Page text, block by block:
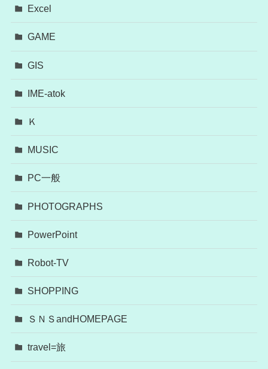
Excel
GAME
GIS
IME-atok
Ｋ
MUSIC
PC一般
PHOTOGRAPHS
PowerPoint
Robot-TV
SHOPPING
ＳＮＳandHOMEPAGE
travel=旅